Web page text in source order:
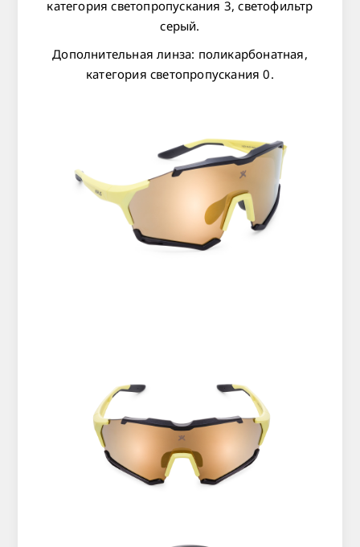
категория светопропускания 3, светофильтр
серый.
Дополнительная линза: поликарбонатная,
категория светопропускания 0.